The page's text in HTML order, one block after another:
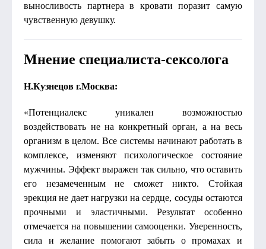
выносливость партнера в кровати поразит самую
чувственную девушку.
Мнение специалиста-сексолога
Н.Кузнецов г.Москва:
«Потенциалекс уникален возможностью
воздействовать не на конкретный орган, а на весь
организм в целом. Все системы начинают работать в
комплексе, изменяют психологическое состояние
мужчины. Эффект выражен так сильно, что оставить
его незамеченным не сможет никто. Стойкая
эрекция не дает нагрузки на сердце, сосуды остаются
прочными и эластичными. Результат особенно
отмечается на повышении самооценки. Уверенность,
сила и желание помогают забыть о промахах и